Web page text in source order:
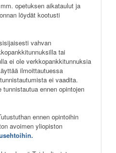
opetuksen aikataulut ja
löydät kootusti
vahvan
tai
ei ole verkkopankkitunnuksia
ilmoittautuessa
ei vaadita.
ennen opintojen
ennen opintoihin
avoimen yliopiston